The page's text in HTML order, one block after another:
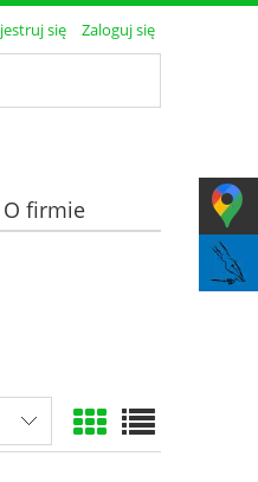
się Zaloguj się
O firmie